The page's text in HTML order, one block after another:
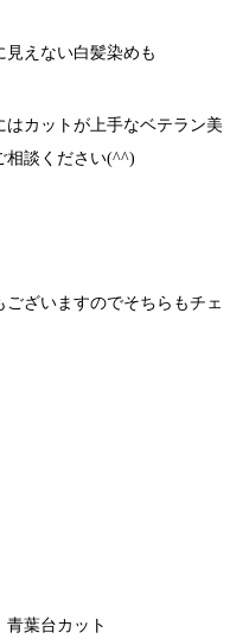
えない白髪染めも
カットが上手なベテラン美
相談ください(^^)
ございますのでそちらもチェ
葉台カット